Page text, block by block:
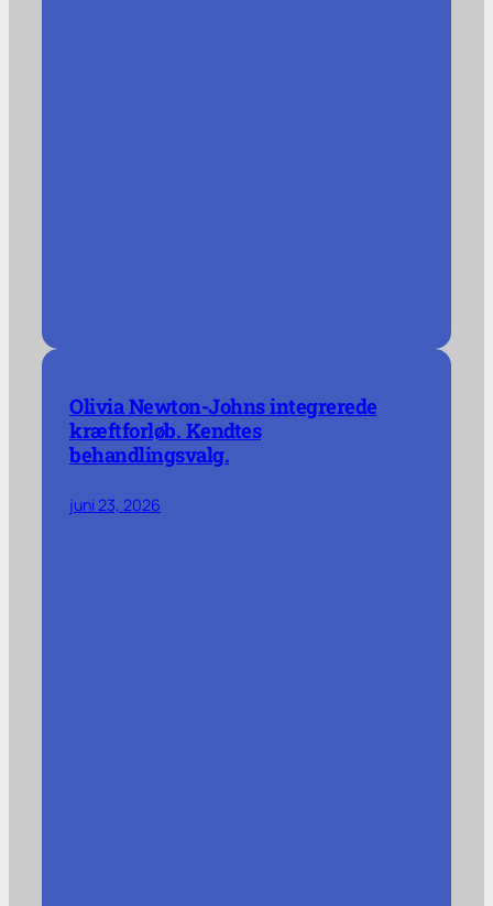
Olivia Newton-Johns integrerede
kræftforløb. Kendtes
behandlingsvalg.
juni 23, 2026